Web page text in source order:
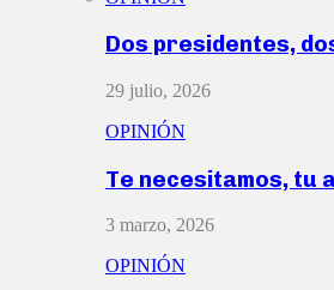
Dos presidentes,
29 julio, 2026
OPINIÓN
Te necesitamos, tu
3 marzo, 2026
OPINIÓN